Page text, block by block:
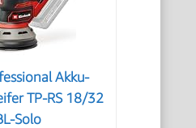
Akku-
TP-RS 18/32
Solo